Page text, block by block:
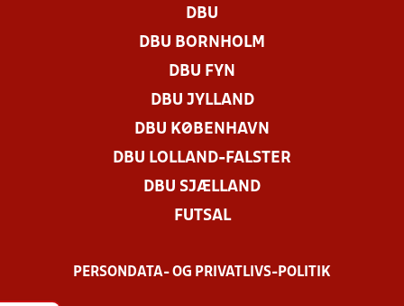
DBU
DBU BORNHOLM
DBU FYN
DBU JYLLAND
DBU KØBENHAVN
DBU LOLLAND-FALSTER
DBU SJÆLLAND
FUTSAL
PERSONDATA- OG PRIVATLIVS-POLITIK